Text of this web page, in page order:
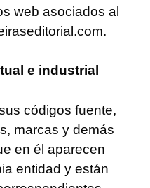
web asociados al
e industrial
códigos fuente,
marcas y demás
en él aparecen
entidad y están